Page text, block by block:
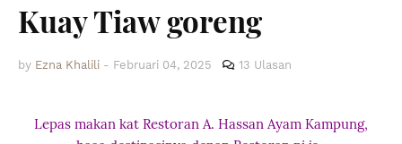
Kuay Tiaw goreng
by Ezna Khalili - Februari 04, 2025 13 Ulasan
Lepas makan kat Restoran A. Hassan Ayam Kampung,